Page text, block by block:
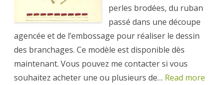
perles brodées, du ruban
passé dans une découpe
agencée et de l’embossage pour réaliser le dessin
des branchages. Ce modèle est disponible dès
maintenant. Vous pouvez me contacter si vous
souhaitez acheter une ou plusieurs de… Read more